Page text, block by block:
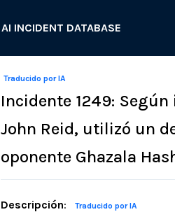
AI INCIDENT DATABASE
Traducido por IA
Incidente 1249:
John Reid, utilizó un
oponente Ghazala
Descripción: Traducido por IA